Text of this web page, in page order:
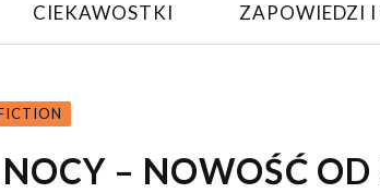
CIEKAWOSTKI ZAPOWIEDZI
– NOWOŚĆ OD